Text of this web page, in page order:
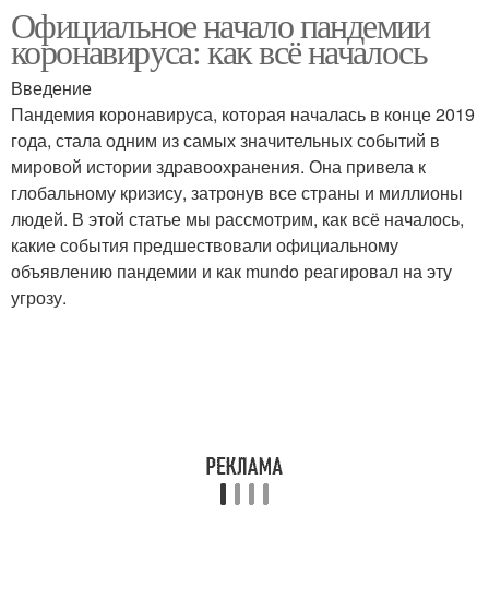
Официальное начало пандемии
коронавируса: как всё началось
Введение
Пандемия коронавируса, которая началась в конце 2019
года, стала одним из самых значительных событий в
мировой истории здравоохранения. Она привела к
глобальному кризису, затронув все страны и миллионы
людей. В этой статье мы рассмотрим, как всё началось,
какие события предшествовали официальному
объявлению пандемии и как mundo реагировал на эту
угрозу.